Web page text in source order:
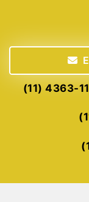
(11) 4363-